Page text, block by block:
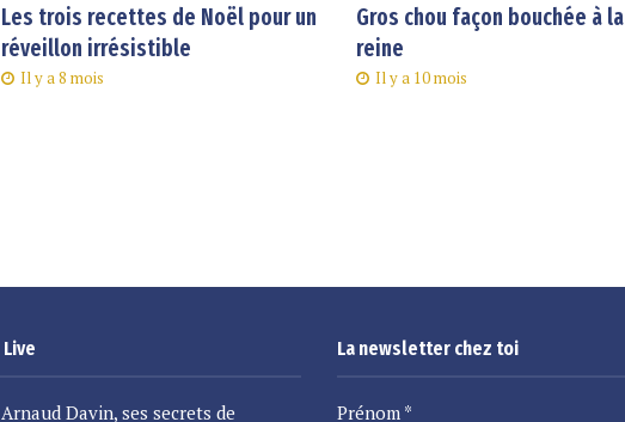
Les trois recettes de Noël pour un
réveillon irrésistible
Il y a 8 mois
Gros chou façon bouchée à la
reine
Il y a 10 mois
Live
Arnaud Davin, ses secrets de
La newsletter chez toi
Prénom *